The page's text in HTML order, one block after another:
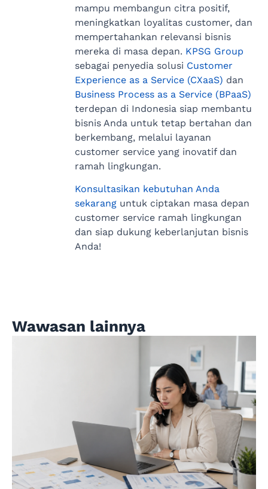
mampu membangun citra positif,
meningkatkan loyalitas customer, dan
mempertahankan relevansi bisnis
mereka di masa depan. KPSG Group
sebagai penyedia solusi Customer
Experience as a Service (CXaaS) dan
Business Process as a Service (BPaaS)
terdepan di Indonesia siap membantu
bisnis Anda untuk tetap bertahan dan
berkembang, melalui layanan
customer service yang inovatif dan
ramah lingkungan.
Konsultasikan kebutuhan Anda
sekaranguntuk ciptakan masa depan
customer service ramah lingkungan
dan siap dukung keberlanjutan bisnis
Anda!
Wawasan lainnya